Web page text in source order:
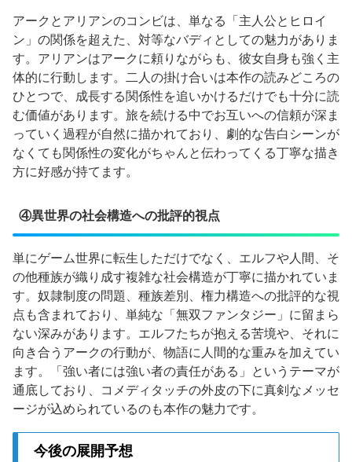
アークとアリアンのコンビは、単なる「主人公とヒロイ
ン」の関係を超えた、対等なバディとしての魅力がありま
す。アリアンはアークに頼りながらも、彼女自身も強く主
体的に行動します。二人の掛け合いは本作の読みどころの
ひとつで、成長する関係性を追いかけるだけでも十分に読
む価値があります。旅を続ける中でお互いへの信頼が深ま
っていく過程が自然に描かれており、劇的な告白シーンが
なくても関係性の変化がちゃんと伝わってくる丁寧な描き
方に好感が持てます。
④異世界の社会構造への批評的視点
単にゲーム世界に転生しただけでなく、エルフや人間、そ
の他種族が織り成す複雑な社会構造が丁寧に描かれていま
す。奴隷制度の問題、種族差別、権力構造への批評的な視
点も含まれており、単純な「無双ファンタジー」に留まら
ない深みがあります。エルフたちが抱える苦境や、それに
向き合うアークの行動が、物語に人間的な重みを加えてい
ます。「強い者には強い者の責任がある」というテーマが
通底しており、コメディタッチの外皮の下に真剣なメッセ
ージが込められているのも本作の魅力です。
今後の展開予想